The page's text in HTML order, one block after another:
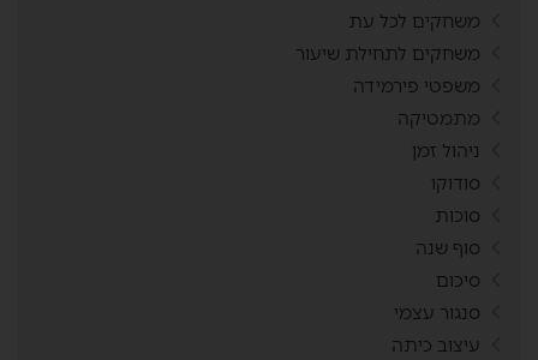
משחקים לכל עת
משחקים לתחילת שיעור
משפטי פירמידה
מתמטיקה
ניהול זמן
סודוקו
סוכות
סוף שנה
סיכום
סנגור עצמי
עיצוב כיתה